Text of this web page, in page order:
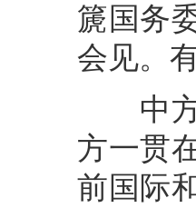
篪国务
会见。
中方
方一贯
前国际